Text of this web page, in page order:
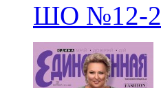
ШО №12-2